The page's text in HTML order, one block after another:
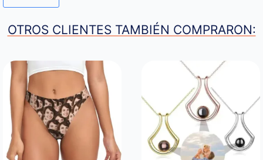
OTROS CLIENTES TAMBIÉN COMPRARON: